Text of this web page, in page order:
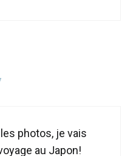
photos, je vais
au Japon!